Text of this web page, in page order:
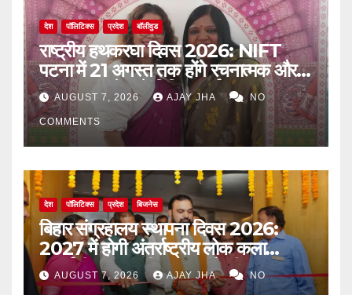
देश पॉलिटिक्स प्रदेश बॉलीवुड
राष्ट्रीय हथकरघा दिवस 2026: NIFT
पटना में 21 अगस्त तक होंगे रचनात्मक और
जागरूकता से जुड़े विविध कार्यक्रम
AUGUST 7, 2026 AJAY JHA NO
COMMENTS
देश पॉलिटिक्स प्रदेश बिजनेस
बिहार संग्रहालय स्थापना दिवस 2026:
2027 में होगी अंतर्राष्ट्रीय लोक कला
प्रदर्शनी, मुख्यमंत्री सम्राट चौधरी का बड़ा
ऐलान
AUGUST 7, 2026 AJAY JHA NO